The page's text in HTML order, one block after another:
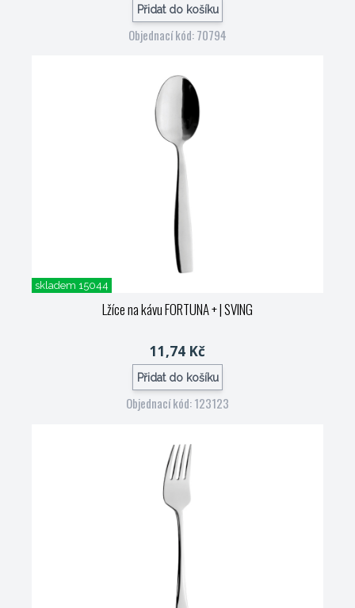
Přidat do košíku
Objednací kód: 70794
skladem 15044
Lžíce na kávu FORTUNA +| SVING
11,74 Kč
Přidat do košíku
Objednací kód: 123123